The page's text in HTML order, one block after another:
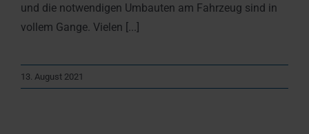
und die notwendigen Umbauten am Fahrzeug sind in
vollem Gange. Vielen [...]
13. August 2021